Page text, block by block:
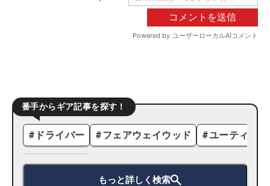
番手からギア記事を探す！
# ドライバー #フェアウェイウッド #ユーティリ
もっと詳しく検索